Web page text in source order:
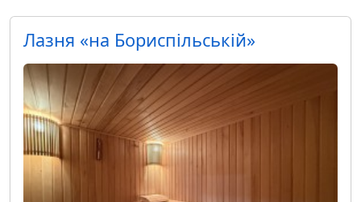
Лазня «на Бориспільській»